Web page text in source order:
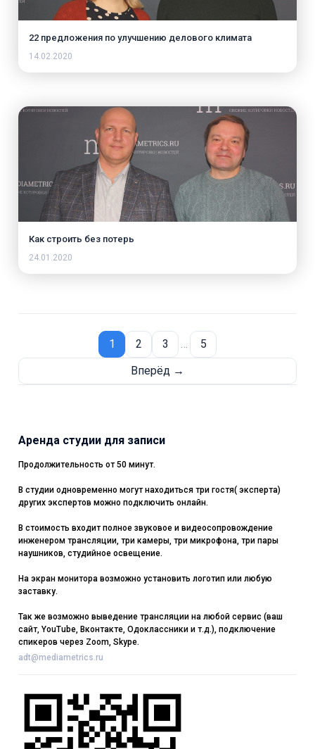
22 предложения по улучшению делового климата
14.02.2020
Как строить без потерь
24.01.2020
1 2 3 …
5
Вперёд →
Аренда студии для записи
Продолжительность от 50 минут.
В студии одновременно могут находиться три гостя( эксперта)
других экспертов можно подключить онлайн.
В стоимость входит полное звуковое и видеосопровождение
инженером трансляции, три камеры, три микрофона, три пары
наушников, студийное освещение.
На экран монитора возможно установить логотип или любую
заставку.
Так же возможно выведение трансляции на любой сервис (ваш
сайт, YouTube, Вконтакте, Одоклассники и т.д.), подключение
спикеров через Zoom, Skype.
adt@mediametrics.ru